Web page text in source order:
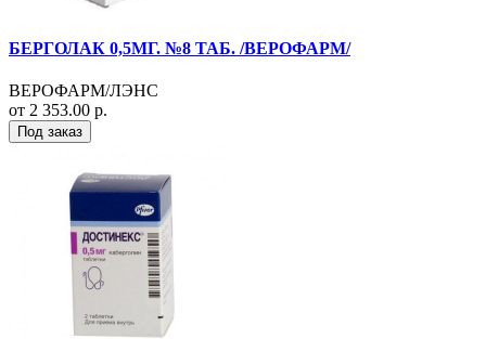
БЕРГОЛАК 0,5МГ. №8 ТАБ. /ВЕРОФАРМ/
ВЕРОФАРМ/ЛЭНС
от 2 353.00 р.
Под заказ